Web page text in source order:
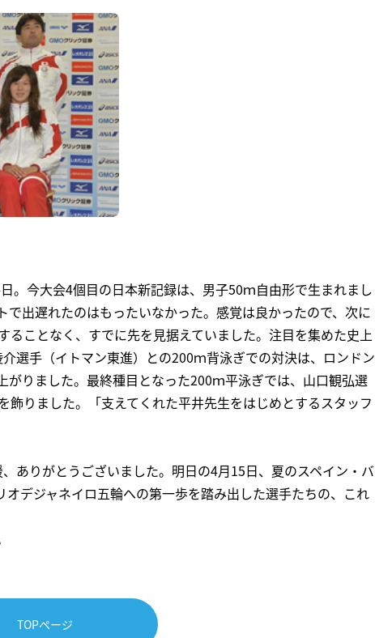
。今大会4個目の日本新記録は、男子50ｍ自由形で生まれまし
出遅れたのはもったいなかった。感覚は良かったので、次に
ことなく、すでに先を見据えていました。注目を集めた史上
選手（イトマン東進）との200ｍ背泳ぎでの対決は、ロンドン
りました。最終種目となった200ｍ平泳ぎでは、山口観弘選
りました。「支えてくれた平井先生をはじめとするスタッフ
ありがとうございました。明日の4月15日、夏のスペイン・バ
デジャネイロ五輪への第一歩を踏み出した選手たちの、これ
TOPページ